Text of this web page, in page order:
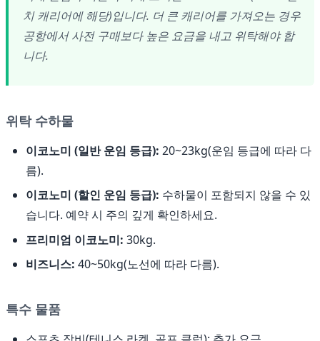
치 캐리어에 해당)입니다. 더 큰 캐리어를 가져오는 경우
공항에서 사전 구매보다 높은 요금을 내고 위탁해야 합
니다.
위탁 수하물
이코노미 (일반 운임 등급): 20~23kg(운임 등급에 따라 다
름).
이코노미 (할인 운임 등급): 수하물이 포함되지 않을 수 있
습니다. 예약 시 주의 깊게 확인하세요.
프리미엄 이코노미: 30kg.
비즈니스: 40~50kg(노선에 따라 다름).
특수 물품